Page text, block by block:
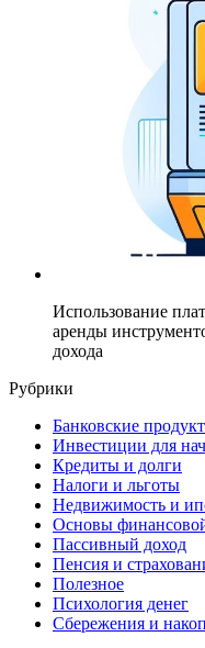
Использование
аренды
дохода
Рубрики
Банковские
Инвестиции для
Кредиты и долги
Налоги и льготы
Недвижимость и
Основы
Пассивный доход
Пенсия и
Полезное
Психология денег
Сбережения и